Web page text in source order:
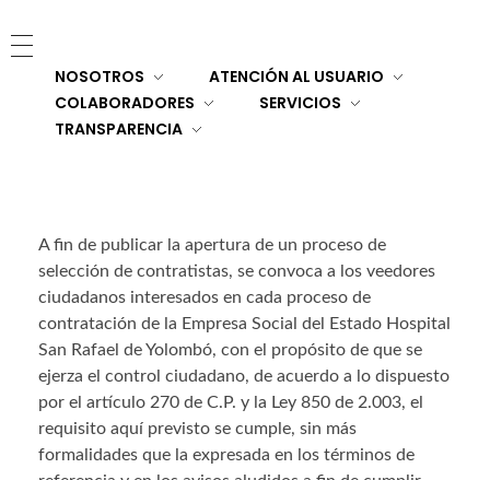
NOSOTROS
ATENCIÓN AL USUARIO
COLABORADORES
SERVICIOS
TRANSPARENCIA
A fin de publicar la apertura de un proceso de
selección de contratistas, se convoca a los veedores
ciudadanos interesados en cada proceso de
contratación de la Empresa Social del Estado Hospital
San Rafael de Yolombó, con el propósito de que se
ejerza el control ciudadano, de acuerdo a lo dispuesto
por el artículo 270 de C.P. y la Ley 850 de 2.003, el
requisito aquí previsto se cumple, sin más
formalidades que la expresada en los términos de